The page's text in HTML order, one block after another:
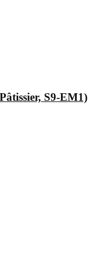
S9-EM1)